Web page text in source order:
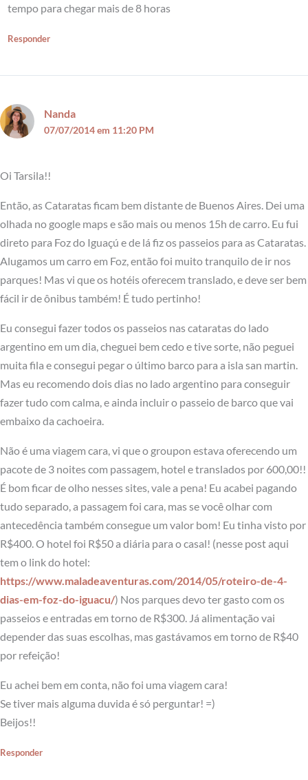
tempo para chegar mais de 8 horas
Responder
Nanda
07/07/2014 em 11:20 PM
Oi Tarsila!!
Então, as Cataratas ficam bem distante de Buenos Aires. Dei uma
olhada no google maps e são mais ou menos 15h de carro. Eu fui
direto para Foz do Iguaçú e de lá fiz os passeios para as Cataratas.
Alugamos um carro em Foz, então foi muito tranquilo de ir nos
parques! Mas vi que os hotéis oferecem translado, e deve ser bem
fácil ir de ônibus também! É tudo pertinho!
Eu consegui fazer todos os passeios nas cataratas do lado
argentino em um dia, cheguei bem cedo e tive sorte, não peguei
muita fila e consegui pegar o último barco para a isla san martin.
Mas eu recomendo dois dias no lado argentino para conseguir
fazer tudo com calma, e ainda incluir o passeio de barco que vai
embaixo da cachoeira.
Não é uma viagem cara, vi que o groupon estava oferecendo um
pacote de 3 noites com passagem, hotel e translados por 600,00!!
É bom ficar de olho nesses sites, vale a pena! Eu acabei pagando
tudo separado, a passagem foi cara, mas se você olhar com
antecedência também consegue um valor bom! Eu tinha visto por
R$400. O hotel foi R$50 a diária para o casal! (nesse post aqui
tem o link do hotel:
https://www.maladeaventuras.com/2014/05/roteiro-de-4-
dias-em-foz-do-iguacu/) Nos parques devo ter gasto com os
passeios e entradas em torno de R$300. Já alimentação vai
depender das suas escolhas, mas gastávamos em torno de R$40
por refeição!
Eu achei bem em conta, não foi uma viagem cara!
Se tiver mais alguma duvida é só perguntar! =)
Beijos!!
Responder